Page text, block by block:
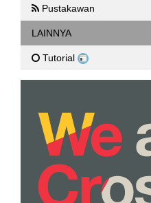
Pustakawan
LAINNYA
Tutorial